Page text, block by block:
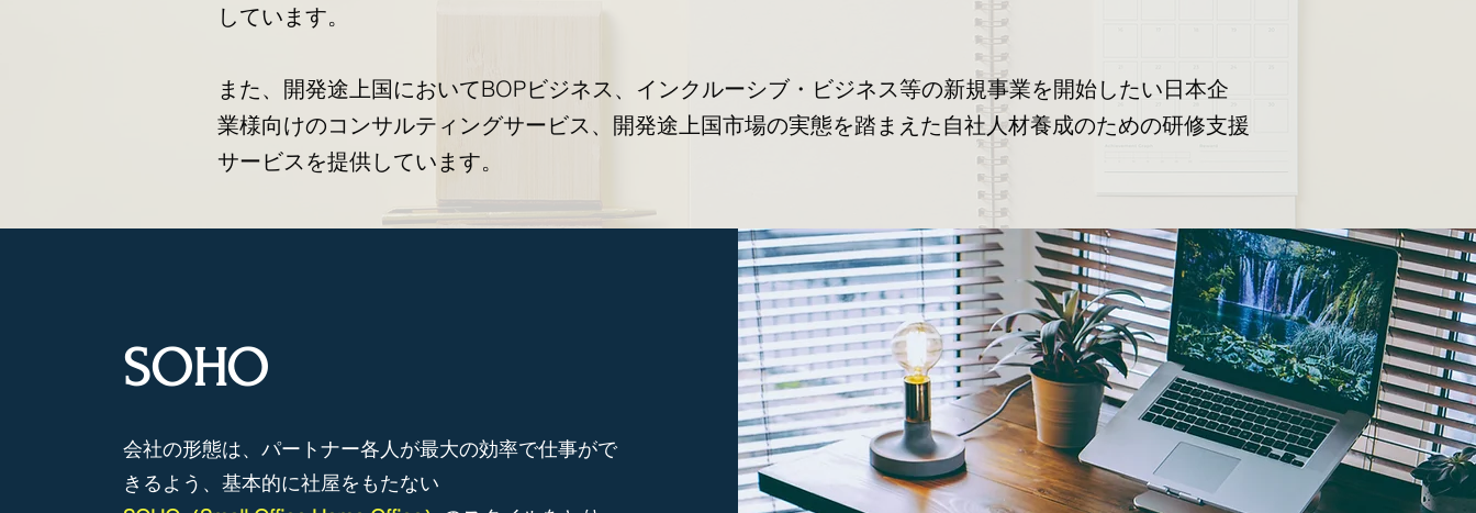
しています。
また、開発途上国においてBOPビジネス、インクルーシブ・ビジネス等の新規事業を開始したい日本企
業様向けのコンサルティングサービス、開発途上国市場の実態を踏まえた自社人材養成のための研修支援
サービスを提供しています。
SOHO
会社の形態は、パートナー各人が最大の効率で仕事がで
きるよう、基本的に社屋をもたない